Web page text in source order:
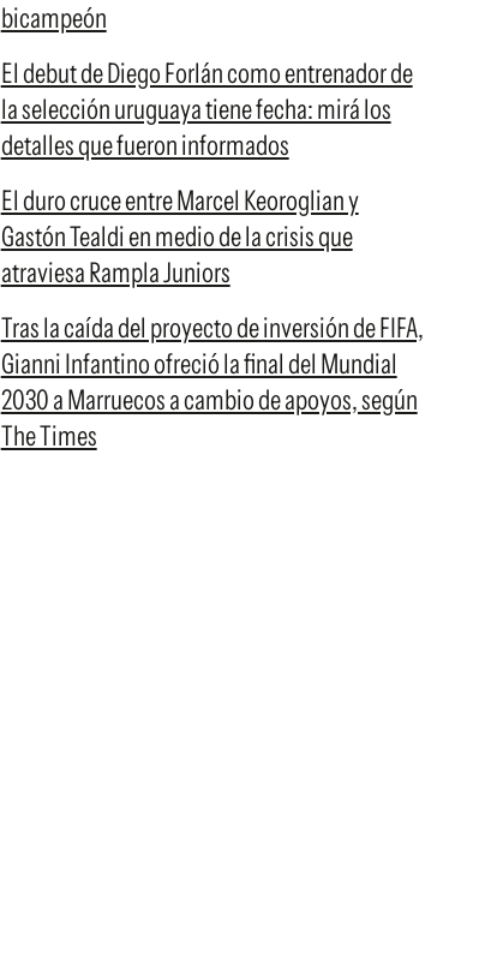
bicampeón
El debut de Diego Forlán como entrenador de
la selección uruguaya tiene fecha: mirá los
detalles que fueron informados
El duro cruce entre Marcel Keoroglian y
Gastón Tealdi en medio de la crisis que
atraviesa Rampla Juniors
Tras la caída del proyecto de inversión de FIFA,
Gianni Infantino ofreció la final del Mundial
2030 a Marruecos a cambio de apoyos, según
The Times